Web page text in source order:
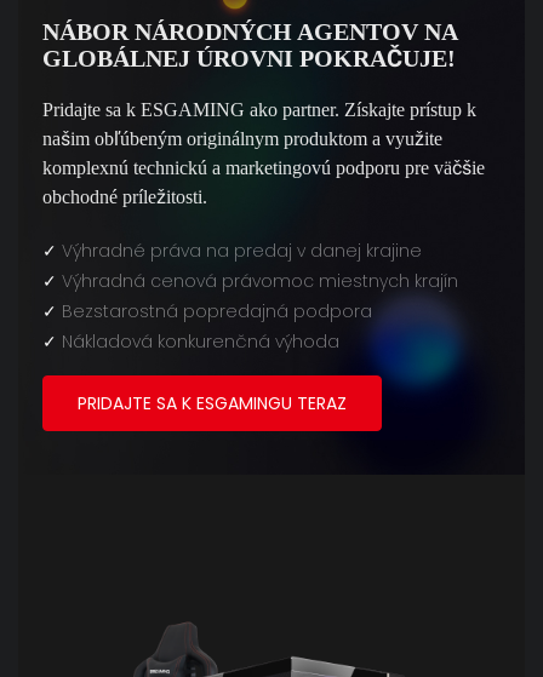
NÁBOR NÁRODNÝCH AGENTOV NA
GLOBÁLNEJ ÚROVNI POKRAČUJE!
Pridajte sa k ESGAMING ako partner. Získajte prístup k
našim obľúbeným originálnym produktom a využite
komplexnú technickú a marketingovú podporu pre väčšie
obchodné príležitosti.
✓ Výhradné práva na predaj v danej krajine
✓ Výhradná cenová právomoc miestnych krajín
✓ Bezstarostná popredajná podpora
✓ Nákladová konkurenčná výhoda
PRIDAJTE SA K ESGAMINGU TERAZ